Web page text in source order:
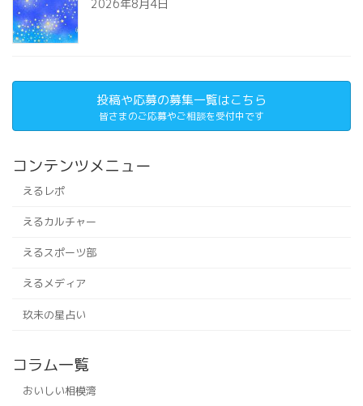
2026年8月4日
投稿や応募の募集一覧はこちら
皆さまのご応募やご相談を受付中です
コンテンツメニュー
えるレポ
えるカルチャー
えるスポーツ部
えるメディア
玖未の星占い
コラム一覧
おいしい相模湾